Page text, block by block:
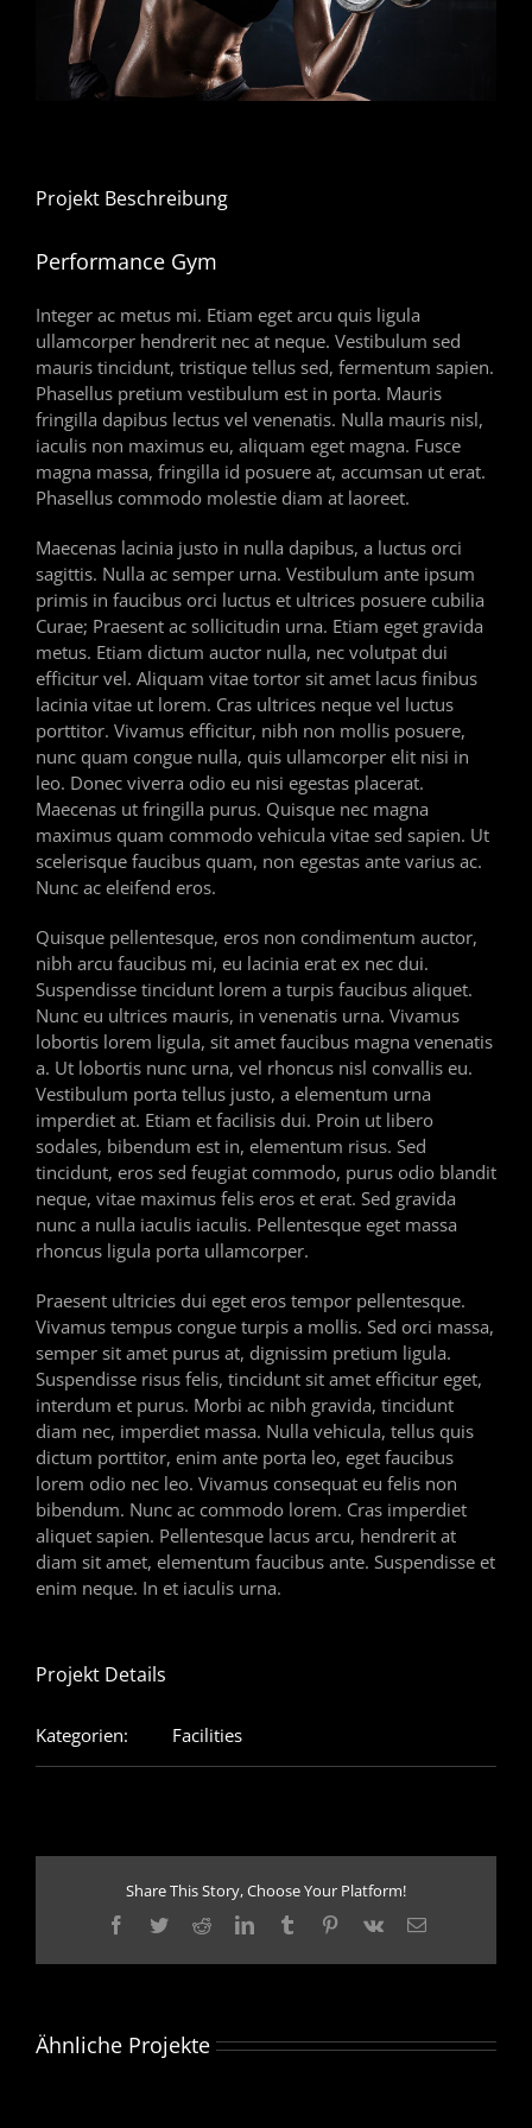
Projekt Beschreibung
Performance Gym
Integer ac metus mi. Etiam eget arcu quis ligula
ullamcorper hendrerit nec at neque. Vestibulum sed
mauris tincidunt, tristique tellus sed, fermentum sapien.
Phasellus pretium vestibulum est in porta. Mauris
fringilla dapibus lectus vel venenatis. Nulla mauris nisl,
iaculis non maximus eu, aliquam eget magna. Fusce
magna massa, fringilla id posuere at, accumsan ut erat.
Phasellus commodo molestie diam at laoreet.
Maecenas lacinia justo in nulla dapibus, a luctus orci
sagittis. Nulla ac semper urna. Vestibulum ante ipsum
primis in faucibus orci luctus et ultrices posuere cubilia
Curae; Praesent ac sollicitudin urna. Etiam eget gravida
metus. Etiam dictum auctor nulla, nec volutpat dui
efficitur vel. Aliquam vitae tortor sit amet lacus finibus
lacinia vitae ut lorem. Cras ultrices neque vel luctus
porttitor. Vivamus efficitur, nibh non mollis posuere,
nunc quam congue nulla, quis ullamcorper elit nisi in
leo. Donec viverra odio eu nisi egestas placerat.
Maecenas ut fringilla purus. Quisque nec magna
maximus quam commodo vehicula vitae sed sapien. Ut
scelerisque faucibus quam, non egestas ante varius ac.
Nunc ac eleifend eros.
Quisque pellentesque, eros non condimentum auctor,
nibh arcu faucibus mi, eu lacinia erat ex nec dui.
Suspendisse tincidunt lorem a turpis faucibus aliquet.
Nunc eu ultrices mauris, in venenatis urna. Vivamus
lobortis lorem ligula, sit amet faucibus magna venenatis
a. Ut lobortis nunc urna, vel rhoncus nisl convallis eu.
Vestibulum porta tellus justo, a elementum urna
imperdiet at. Etiam et facilisis dui. Proin ut libero
sodales, bibendum est in, elementum risus. Sed
tincidunt, eros sed feugiat commodo, purus odio blandit
neque, vitae maximus felis eros et erat. Sed gravida
nunc a nulla iaculis iaculis. Pellentesque eget massa
rhoncus ligula porta ullamcorper.
Praesent ultricies dui eget eros tempor pellentesque.
Vivamus tempus congue turpis a mollis. Sed orci massa,
semper sit amet purus at, dignissim pretium ligula.
Suspendisse risus felis, tincidunt sit amet efficitur eget,
interdum et purus. Morbi ac nibh gravida, tincidunt
diam nec, imperdiet massa. Nulla vehicula, tellus quis
dictum porttitor, enim ante porta leo, eget faucibus
lorem odio nec leo. Vivamus consequat eu felis non
bibendum. Nunc ac commodo lorem. Cras imperdiet
aliquet sapien. Pellentesque lacus arcu, hendrerit at
diam sit amet, elementum faucibus ante. Suspendisse et
enim neque. In et iaculis urna.
Projekt Details
Kategorien: Facilities
Share This Story, Choose Your Platform!
Facebook
TwitterRedditLinkedInTumblrPinterest
Vk
E-
Ähnliche Projekte